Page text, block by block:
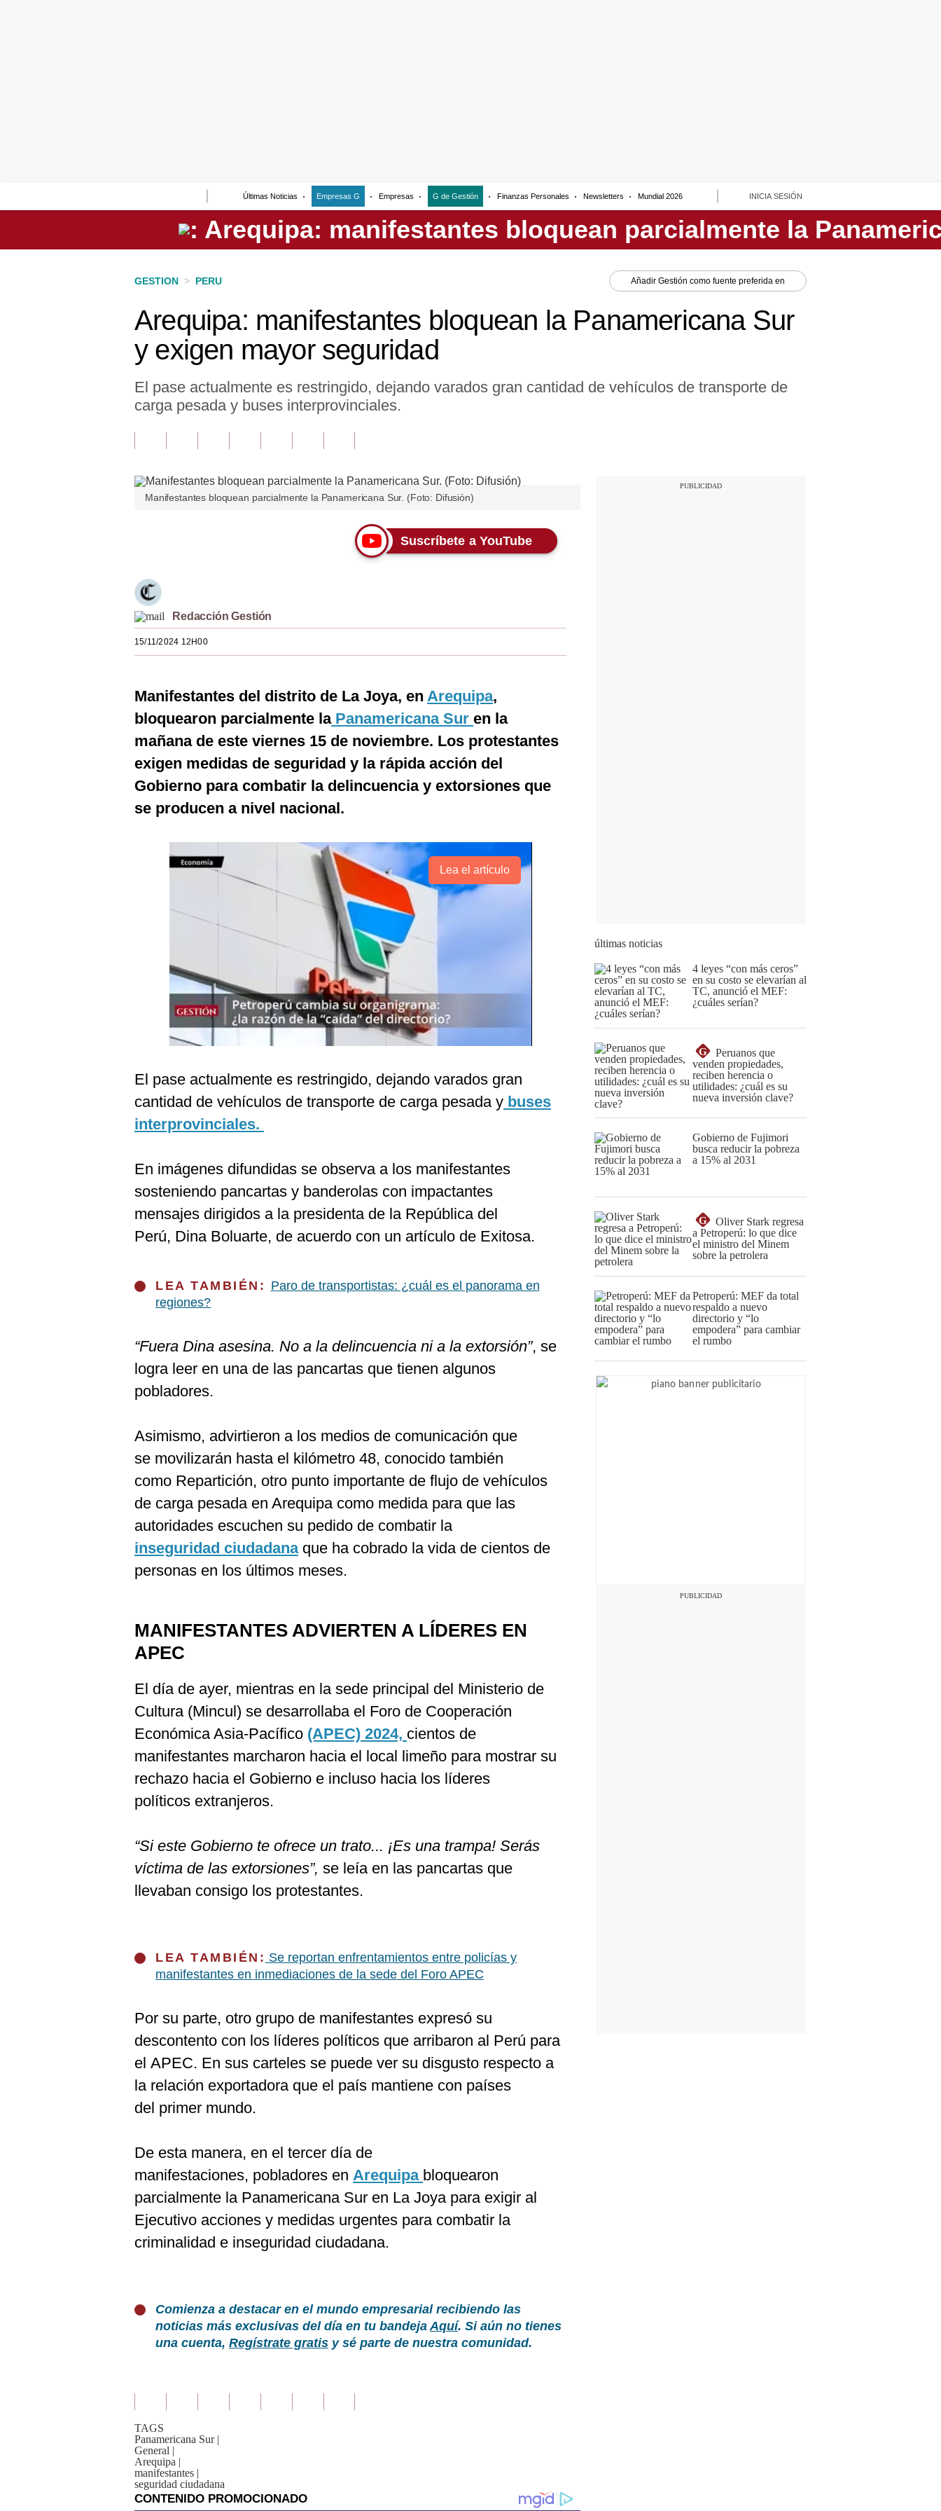
Últimas Noticias Empresas G Empresas G de Gestión Finanzas Personales Newsletters Mundial 2026 INICIA SESIÓN
Perú
GESTION > PERU Añadir Gestión como fuente preferida en
Arequipa: manifestantes bloquean la Panamericana Sur
y exigen mayor seguridad
El pase actualmente es restringido, dejando varados gran cantidad de vehículos de transporte de
carga pesada y buses interprovinciales.
Manifestantes bloquean parcialmente la Panamericana Sur. (Foto: Difusión)
Suscríbete a YouTube
Redacción Gestión
15/11/2024 12H00
Manifestantes del distrito de La Joya, en Arequipa,
bloquearon parcialmente laPanamericana Sur en la
mañana de este viernes 15 de noviembre. Los protestantes
exigen medidas de seguridad y la rápida acción del
Gobierno para combatir la delincuencia y extorsiones que
se producen a nivel nacional.
Lea el artículo
El pase actualmente es restringido, dejando varados gran
cantidad de vehículos de transporte de carga pesada y buses
interprovinciales.
En imágenes difundidas se observa a los manifestantes
sosteniendo pancartas y banderolas con impactantes
mensajes dirigidos a la presidenta de la República del
Perú, Dina Boluarte, de acuerdo con un artículo de Exitosa.
LEA TAMBIÉN: Paro de transportistas: ¿cuál es el panorama en
regiones?
“Fuera Dina asesina. No a la delincuencia ni a la extorsión”, se
logra leer en una de las pancartas que tienen algunos
pobladores.
Asimismo, advirtieron a los medios de comunicación que
se movilizarán hasta el kilómetro 48, conocido también
como Repartición, otro punto importante de flujo de vehículos
de carga pesada en Arequipa como medida para que las
autoridades escuchen su pedido de combatir la
inseguridad ciudadanaque ha cobrado la vida de cientos de
personas en los últimos meses.
MANIFESTANTES ADVIERTEN A LÍDERES EN
APEC
El día de ayer, mientras en la sede principal del Ministerio de
Cultura (Mincul) se desarrollaba el Foro de Cooperación
Económica Asia-Pacífico (APEC) 2024, cientos de
manifestantes marcharon hacia el local limeño para mostrar su
rechazo hacia el Gobierno e incluso hacia los líderes
políticos extranjeros.
“Si este Gobierno te ofrece un trato... ¡Es una trampa! Serás
víctima de las extorsiones”, se leía en las pancartas que
llevaban consigo los protestantes.
LEA TAMBIÉN: Se reportan enfrentamientos entre policías y
manifestantes en inmediaciones de la sede del Foro APEC
Por su parte, otro grupo de manifestantes expresó su
descontento con los líderes políticos que arribaron al Perú para
el APEC. En sus carteles se puede ver su disgusto respecto a
la relación exportadora que el país mantiene con países
del primer mundo.
De esta manera, en el tercer día de
manifestaciones, pobladores en Arequipa bloquearon
parcialmente la Panamericana Sur en La Joya para exigir al
Ejecutivo acciones y medidas urgentes para combatir la
criminalidad e inseguridad ciudadana.
Comienza a destacar en el mundo empresarial recibiendo las
noticias más exclusivas del día en tu bandejaAquí. Si aún no tienes
una cuenta, Regístrate gratis y sé parte de nuestra comunidad.
TAGS
Panamericana Sur |
General |
Arequipa |
manifestantes |
seguridad ciudadana
últimas noticias
4 leyes “con más ceros”
en su costo se elevarían al
TC, anunció el MEF:
¿cuáles serían?
G
Peruanos que
venden propiedades,
reciben herencia o
utilidades: ¿cuál es su
nueva inversión clave?
Gobierno de Fujimori
busca reducir la pobreza
a 15% al 2031
G
Oliver Stark regresa
a Petroperú: lo que dice
el ministro del Minem
sobre la petrolera
Petroperú: MEF da total
respaldo a nuevo
directorio y “lo
empodera” para cambiar
el rumbo